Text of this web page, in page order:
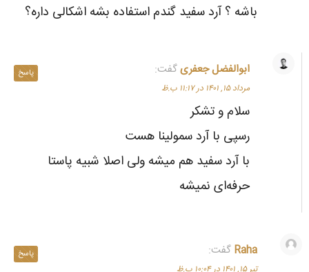
باشه ؟ آرد سفید گندم استفاده بشه اشکالی داره؟
ابوالفضل جعفریگفت:
مرداد ۱۵, ۱۴۰۱ در ۱۱:۱۷ ب.ظ
سلام و تشکر
رسپی با آرد سمولینا هست
با آرد سفید هم میشه ولی اصلا شبیه پاستا
حرفه‌ای نمیشه
پاسخ
Raha گفت: پاسخ